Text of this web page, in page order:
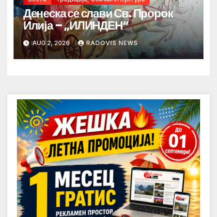
Денеска се слави Св. Пророк
Илија – „ИЛИНДЕН“
AUG 2, 2026 RADOVIS NEWS